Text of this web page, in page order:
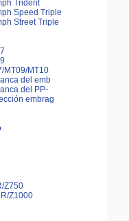
Trident
Speed Triple
Street Triple
MT09/MT10
del emb
del PP-
embrag
Z750
Z1000